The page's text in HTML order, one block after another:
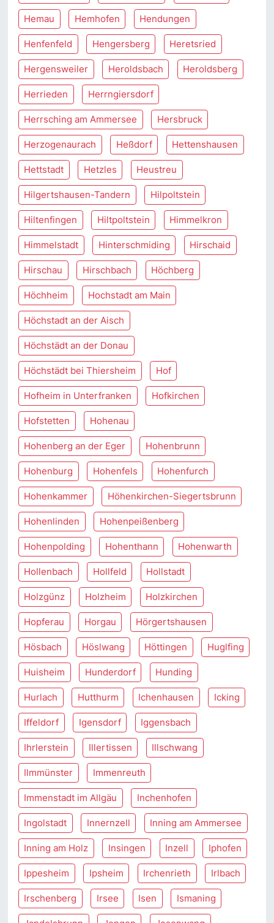
Hemau Hemhofen Hendungen
Henfenfeld Hengersberg Heretsried
Hergensweiler Heroldsbach Heroldsberg
Herrieden Herrngiersdorf
Herrsching am Ammersee Hersbruck
Herzogenaurach Heßdorf Hettenshausen
Hettstadt Hetzles Heustreu
Hilgertshausen-Tandern Hilpoltstein
Hiltenfingen Hiltpoltstein Himmelkron
Himmelstadt Hinterschmiding Hirschaid
Hirschau Hirschbach Höchberg
Höchheim Hochstadt am Main
Höchstadt an der Aisch
Höchstädt an der Donau
Höchstädt bei Thiersheim Hof
Hofheim in Unterfranken Hofkirchen
Hofstetten Hohenau
Hohenberg an der Eger Hohenbrunn
Hohenburg Hohenfels Hohenfurch
Hohenkammer Höhenkirchen-Siegertsbrunn
Hohenlinden Hohenpeißenberg
Hohenpolding Hohenthann Hohenwarth
Hollenbach Hollfeld Hollstadt
Holzgünz Holzheim Holzkirchen
Hopferau Horgau Hörgertshausen
Hösbach Höslwang Höttingen Huglfing
Huisheim Hunderdorf Hunding
Hurlach Hutthurm Ichenhausen Icking
Iffeldorf Igensdorf Iggensbach
Ihrlerstein Illertissen Illschwang
Ilmmünster Immenreuth
Immenstadt im Allgäu Inchenhofen
Ingolstadt Innernzell Inning am Ammersee
Inning am Holz Insingen Inzell Iphofen
Ippesheim Ipsheim Irchenrieth Irlbach
Irschenberg Irsee Isen Ismaning